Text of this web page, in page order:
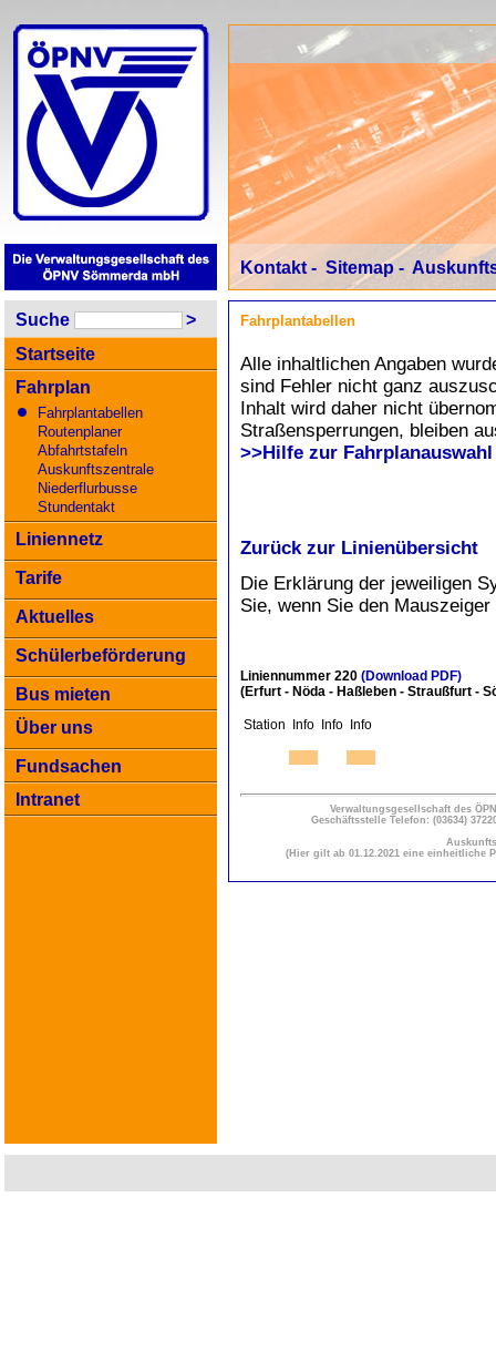
Suche
>
Startseite
Fahrplan
Fahrplantabellen
Routenplaner
Abfahrtstafeln
Auskunftszentrale
Niederflurbusse
Stundentakt
Liniennetz
Tarife
Aktuelles
Schülerbeförderung
Bus mieten
Über uns
Fundsachen
Intranet
Kontakt- Sitemap-
Fahrplantabellen
Alle inhaltlichen Angaben
sind Fehler nicht ganz
Inhalt wird daher nicht
Straßensperrungen, bleiben
>>Hilfe zur
Zurück zur Linienübersicht
Die Erklärung der jeweiligen
Sie, wenn Sie den
Liniennummer 220 (Download PDF)
(Erfurt - Nöda - Haßleben - Straußfurt -
Station Info Info Info
Verwaltungsgesellschaft des
Geschäftsstelle Telefon: (03634)
(Hier gilt ab 01.12.2021 eine einheitliche